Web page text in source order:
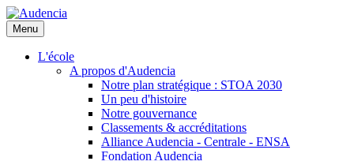
Aller
au
contenu
principal
Menu
L'école
A propos d'Audencia
Notre plan stratégique : STOA 2030
Un peu d'histoire
Notre gouvernance
Classements & accréditations
Alliance Audencia - Centrale - ENSA
Fondation Audencia